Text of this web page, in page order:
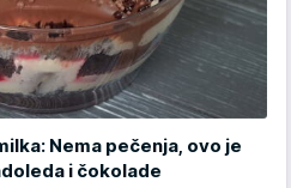
Nema pečenja, ovo je
i čokolade